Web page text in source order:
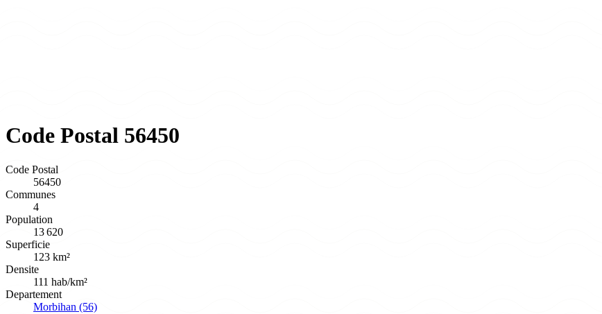
Code Postal 56450
Code Postal
56450
Communes
4
Population
13 620
Superficie
123 km²
Densite
111 hab/km²
Departement
Morbihan (56)